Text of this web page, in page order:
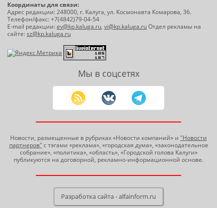
Координаты для связи:
Адрес редакции: 248000, г. Калуга, ул. Космонавта Комарова, 36.
Телефон/факс: +7(4842)79-04-54
E-mail редакции:ev@kp.kaluga.ru, vi@kp.kaluga.ruОтдел рекламы на
сайте:sz@kp.kaluga.ru
Мы в соцсетях
Новости, размещенные в рубриках «Новости компаний» и "Новости
партнеров" с тэгами «реклама», «городская дума», «законодательное
собрание», «политика», «область», «Городской голова Калуги»
публикуются на договорной, рекламно-информационной основе.
Разработка сайта - alfainform.ru